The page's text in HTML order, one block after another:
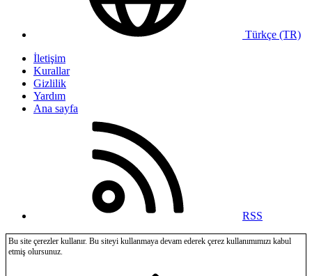
Türkçe (TR)
İletişim
Kurallar
Gizlilik
Yardım
Ana sayfa
RSS
Bu site çerezler kullanır. Bu siteyi kullanmaya devam ederek çerez kullanımımızı kabul
etmiş olursunuz.